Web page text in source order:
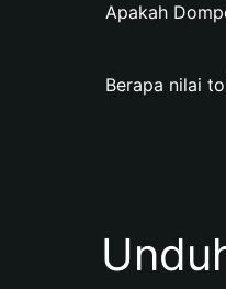
Apakah
Berapa nilai